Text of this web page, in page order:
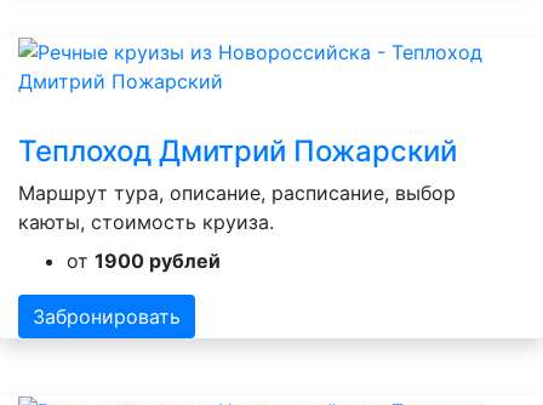
Теплоход Дмитрий Пожарский
Маршрут тура, описание, расписание, выбор
каюты, стоимость круиза.
от 1900 рублей
Забронировать